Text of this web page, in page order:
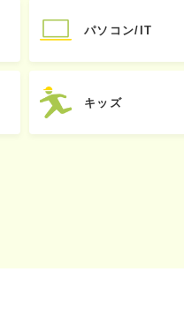
パソコン/IT
キッズ